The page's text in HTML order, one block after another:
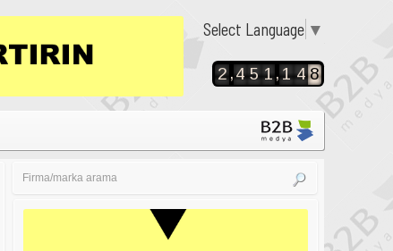
Select Language ▼
2 ,4 5 1 , 1 4 8